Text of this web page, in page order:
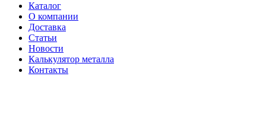
Каталог
О компании
Доставка
Статьи
Новости
Калькулятор металла
Контакты